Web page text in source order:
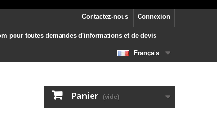
Connexion
Contactez-nous
pour toutes demandes d'informations et de devis
Français
Panier (vide)